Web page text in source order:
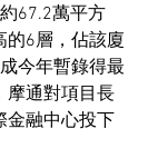
67.2萬平方
的6層，佔該廈
今年暫錄得最
摩通對項目長
金融中心投下